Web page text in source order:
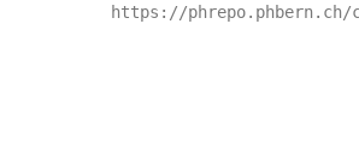
https://phrepo.phbern.ch/